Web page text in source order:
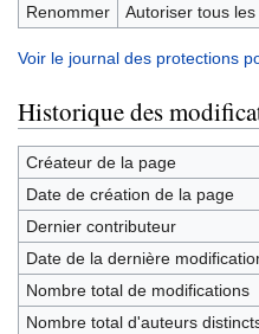
Renommer
Autoriser tous
Voir le journal des protections
Historique des
Créateur de la page
Date de création de la page
Dernier contributeur
Date de la dernière
Nombre total de modifications
Nombre total d'auteurs